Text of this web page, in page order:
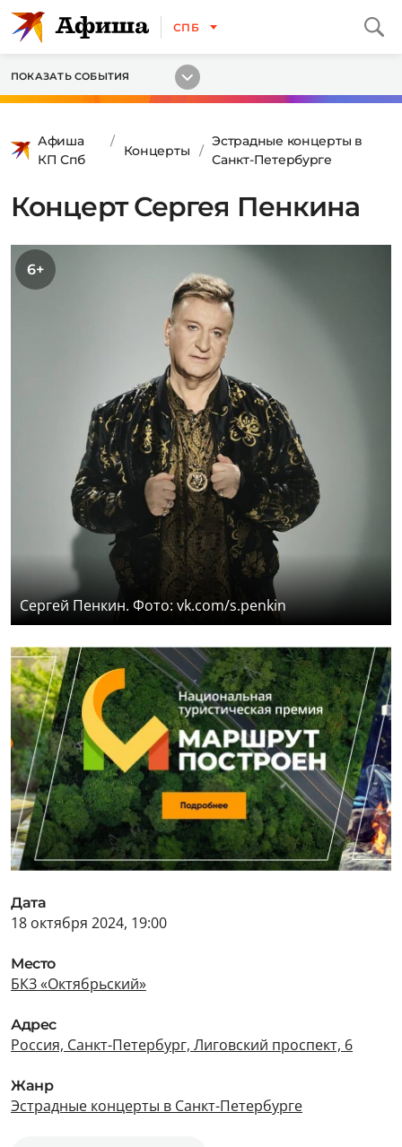
СПБ
ПОКАЗАТЬ СОБЫТИЯ
Афиша
КП Спб
Концерты
Эстрадные концерты в
Санкт-Петербурге
Концерт Сергея Пенкина
6+
Сергей Пенкин. Фото: vk.com/s.penkin
Дата
18 октября 2024, 19:00
Место
БКЗ «Октябрьский»
Адрес
Россия, Санкт-Петербург, Лиговский проспект, 6
Жанр
Эстрадные концерты в Санкт-Петербурге